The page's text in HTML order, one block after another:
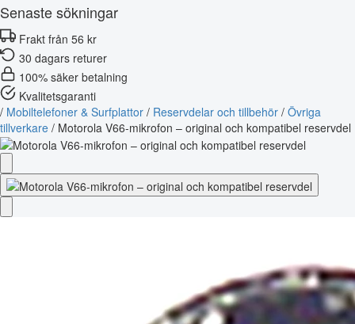
Senaste sökningar
Frakt från 56 kr
30 dagars returer
100% säker betalning
Kvalitetsgaranti
/ Mobiltelefoner & Surfplattor / Reservdelar och tillbehör / Övriga
tillverkare / Motorola V66-mikrofon – original och kompatibel reservdel